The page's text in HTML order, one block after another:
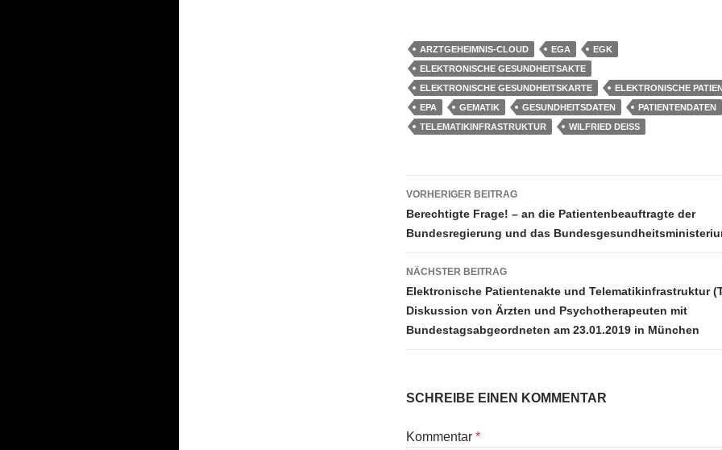
ARZTGEHEIMNIS-CLOUD EGA
EGK
ELEKTRONISCHE GESUNDHEITSAKTE
ELEKTRONISCHE GESUNDHEITSKARTE
ELEKTRONISCHE
EPA
GEMATIK GESUNDHEITSDATEN
PATIENTENDATEN
TELEMATIKINFRASTRUKTUR
WILFRIED DEISS
Beitragsnavigation
VORHERIGER BEITRAG
Berechtigte Frage! – an die Patientenbeauftragte der
Bundesregierung und das
NÄCHSTER BEITRAG
Elektronische Patientenakte und Telematikinfrastruktur
Diskussion von Ärzten und Psychotherapeuten mit
Bundestagsabgeordneten am 23.01.2019 in München
SCHREIBE EINEN KOMMENTAR
Kommentar *